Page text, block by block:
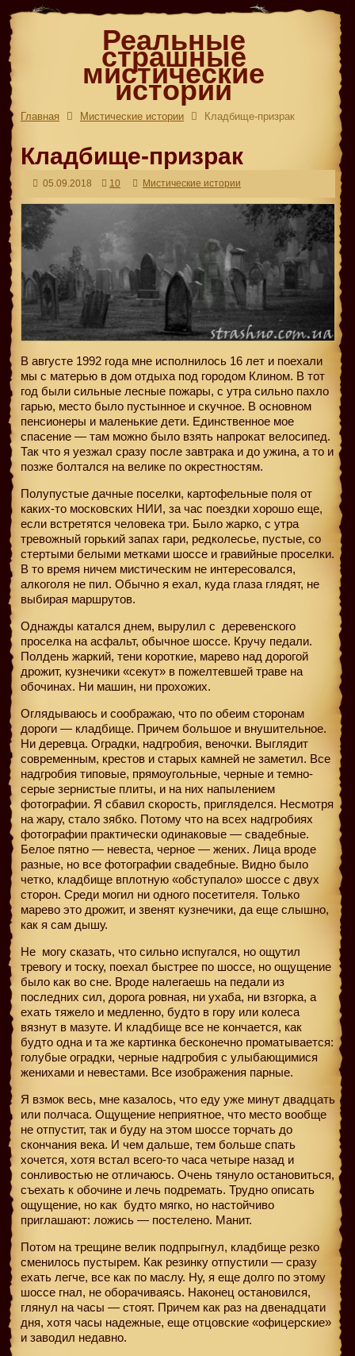
Реальные
страшные
мистические
истории
Главная Мистические истории Кладбище-призрак
Кладбище-призрак
05.09.2018 10 Мистические истории
В августе 1992 года мне исполнилось 16 лет и поехали
мы с матерью в дом отдыха под городом Клином. В тот
год были сильные лесные пожары, с утра сильно пахло
гарью, место было пустынное и скучное. В основном
пенсионеры и маленькие дети. Единственное мое
спасение — там можно было взять напрокат велосипед.
Так что я уезжал сразу после завтрака и до ужина, а то и
позже болтался на велике по окрестностям.
Полупустые дачные поселки, картофельные поля от
каких-то московских НИИ, за час поездки хорошо еще,
если встретятся человека три. Было жарко, с утра
тревожный горький запах гари, редколесье, пустые, со
стертыми белыми метками шоссе и гравийные проселки.
В то время ничем мистическим не интересовался,
алкоголя не пил. Обычно я ехал, куда глаза глядят, не
выбирая маршрутов.
Однажды катался днем, вырулил с деревенского
проселка на асфальт, обычное шоссе. Кручу педали.
Полдень жаркий, тени короткие, марево над дорогой
дрожит, кузнечики «секут» в пожелтевшей траве на
обочинах. Ни машин, ни прохожих.
Оглядываюсь и соображаю, что по обеим сторонам
дороги — кладбище. Причем большое и внушительное.
Ни деревца. Оградки, надгробия, веночки. Выглядит
современным, крестов и старых камней не заметил. Все
надгробия типовые, прямоугольные, черные и темно-
серые зернистые плиты, и на них напылением
фотографии. Я сбавил скорость, пригляделся. Несмотря
на жару, стало зябко. Потому что на всех надгробиях
фотографии практически одинаковые — свадебные.
Белое пятно — невеста, черное — жених. Лица вроде
разные, но все фотографии свадебные. Видно было
четко, кладбище вплотную «обступало» шоссе с двух
сторон. Среди могил ни одного посетителя. Только
марево это дрожит, и звенят кузнечики, да еще слышно,
как я сам дышу.
Не могу сказать, что сильно испугался, но ощутил
тревогу и тоску, поехал быстрее по шоссе, но ощущение
было как во сне. Вроде налегаешь на педали из
последних сил, дорога ровная, ни ухаба, ни взгорка, а
ехать тяжело и медленно, будто в гору или колеса
вязнут в мазуте. И кладбище все не кончается, как
будто одна и та же картинка бесконечно проматывается:
голубые оградки, черные надгробия с улыбающимися
женихами и невестами. Все изображения парные.
Я взмок весь, мне казалось, что еду уже минут двадцать
или полчаса. Ощущение неприятное, что место вообще
не отпустит, так и буду на этом шоссе торчать до
скончания века. И чем дальше, тем больше спать
хочется, хотя встал всего-то часа четыре назад и
сонливостью не отличаюсь. Очень тянуло остановиться,
съехать к обочине и лечь подремать. Трудно описать
ощущение, но как будто мягко, но настойчиво
приглашают: ложись — постелено. Манит.
Потом на трещине велик подпрыгнул, кладбище резко
сменилось пустырем. Как резинку отпустили — сразу
ехать легче, все как по маслу. Ну, я еще долго по этому
шоссе гнал, не оборачиваясь. Наконец остановился,
глянул на часы — стоят. Причем как раз на двенадцати
дня, хотя часы надежные, еще отцовские «офицерские»
и заводил недавно.